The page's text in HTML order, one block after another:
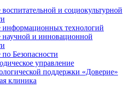
и социокультурной
информационных технологий
научной и инновационной
Безопасности
управление
поддержки «Доверие»
клиника